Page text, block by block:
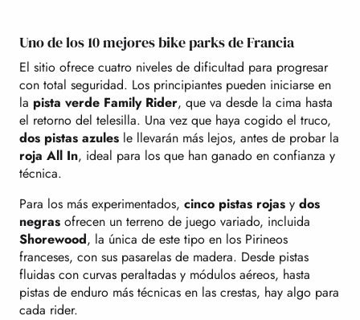
Uno de los 10 mejores bike parks de Francia
El sitio ofrece cuatro niveles de dificultad para progresar
con total seguridad. Los principiantes pueden iniciarse en
la pista verde Family Rider, que va desde la cima hasta
el retorno del telesilla. Una vez que haya cogido el truco,
dos pistas azules le llevarán más lejos, antes de probar la
roja All In, ideal para los que han ganado en confianza y
técnica.
Para los más experimentados, cinco pistas rojas y dos
negras ofrecen un terreno de juego variado, incluida
Shorewood, la única de este tipo en los Pirineos
franceses, con sus pasarelas de madera. Desde pistas
fluidas con curvas peraltadas y módulos aéreos, hasta
pistas de enduro más técnicas en las crestas, hay algo para
cada rider.